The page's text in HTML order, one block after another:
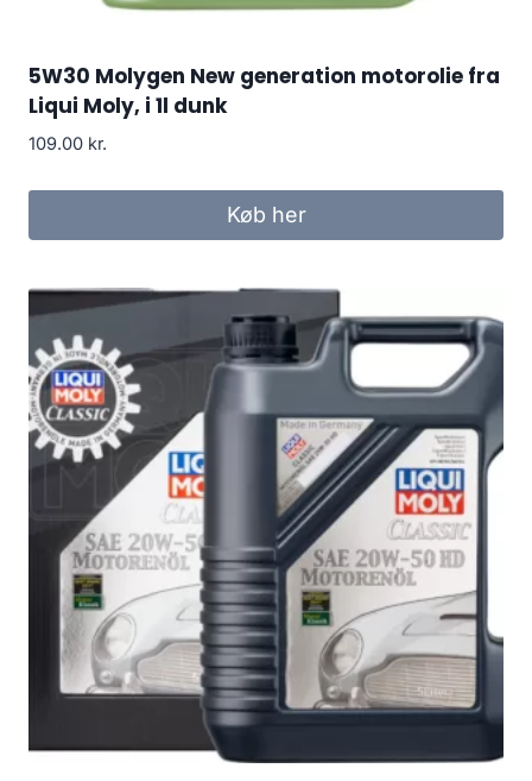
5W30 Molygen New generation motorolie fra
Liqui Moly, i 1l dunk
109.00 kr.
Køb her